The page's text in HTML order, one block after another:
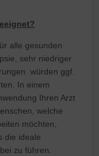
alle gesunden
sehr niedriger
würden ggf.
In einem
Ihren Arzt
welche
möchten,
die ideale
zu führen.